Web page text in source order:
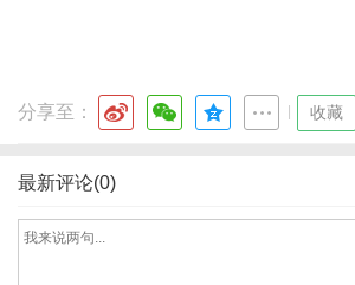
分享至： 收藏
最新评论(0)